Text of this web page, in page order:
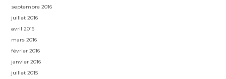
septembre 2016
juillet 2016
avril 2016
mars 2016
février 2016
janvier 2016
juillet 2015